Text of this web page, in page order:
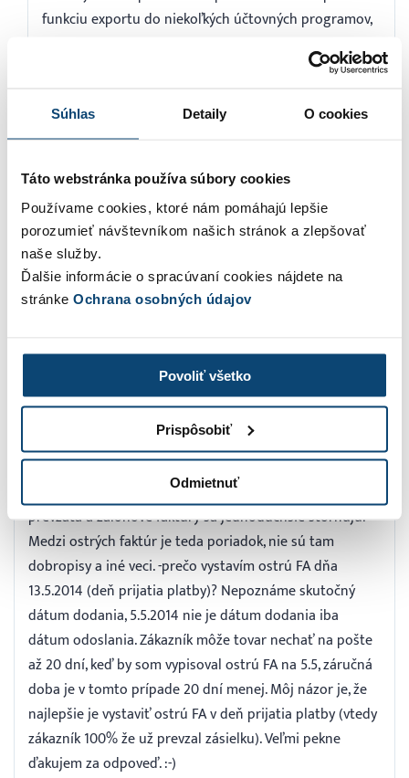
Súhlas Detaily O cookies
Táto webstránka používa súbory cookies
Používame cookies, ktoré nám pomáhajú lepšie
porozumieť návštevníkom našich stránok a zlepšovať
naše služby.
Ďalšie informácie o spracúvaní cookies nájdete na
stránke Ochrana osobných údajov
Povoliť všetko
Prispôsobiť
Odmietnuť
funkciu exportu do niekoľkých účtovných programov,
kedy účtovníčka takto exportovaný súbor len nahrá
do svojho účtovného programu. Doklady tak nebude
samotnému zaúčtovaniu.
29.11.2024 10:21
Odpovedať
A ešte jedna otázka na ktorú neviem nájsť dobrý
odpoveď. Tovar posielam na dobierku: 5.5.2014, vystavím
zálohovú faktúru a pošlem tovar. Zákazník prevzal tovar
sledovať, takže nepoznáme skutočný dátum prevzatia).
Po niekoľko dní neskôr Pošta nám uhradí dobierku,
dátum prijatia platby 13.5.2014. Teraz robím tak, že po
prijatí platby vystavím ostrú FA s dátumom dodania a
prijatia platby 13.5.2014. Robím to dobre? -prečo
vystavím zálohové faktúry? Nie každá zásielka je
prevzatá a zálohové faktúry sa jednoduchšie stornujú.
Medzi ostrých faktúr je teda poriadok, nie sú tam
dobropisy a iné veci. -prečo vystavím ostrú FA dňa
13.5.2014 (deň prijatia platby)? Nepoznáme skutočný
dátum dodania, 5.5.2014 nie je dátum dodania iba
dátum odoslania. Zákazník môže tovar nechať na pošte
až 20 dní, keď by som vypisoval ostrú FA na 5.5, záručná
doba je v tomto prípade 20 dní menej. Môj názor je, že
najlepšie je vystaviť ostrú FA v deň prijatia platby (vtedy
zákazník 100% že už prevzal zásielku). Veľmi pekne
ďakujem za odpoveď. :-)